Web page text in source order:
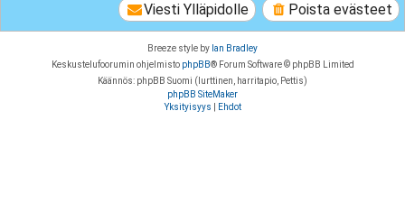
Poista evästeet
Viesti Ylläpidolle
Breeze style by Ian Bradley
Keskustelufoorumin ohjelmisto phpBB® Forum Software © phpBB Limited
Käännös: phpBB Suomi (lurttinen, harritapio, Pettis)
phpBB SiteMaker
Yksityisyys
Ehdot